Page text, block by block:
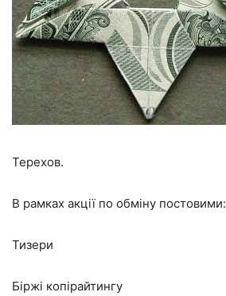
Терехов.
В рамках акції по обміну постовими:
Тизери
Біржі копірайтингу